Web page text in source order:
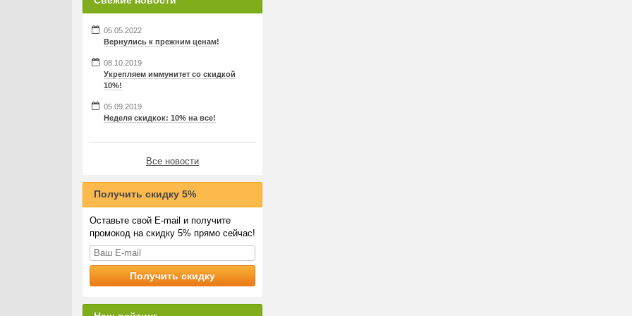
05.05.2022
Вернулись к прежним ценам!
08.10.2019
Укрепляем иммунитет со скидкой
10%!
05.09.2019
Неделя скидкок: 10% на все!
Все новости
Получить скидку 5%
Оставьте свой E-mail и получите
промокод на скидку 5% прямо сейчас!